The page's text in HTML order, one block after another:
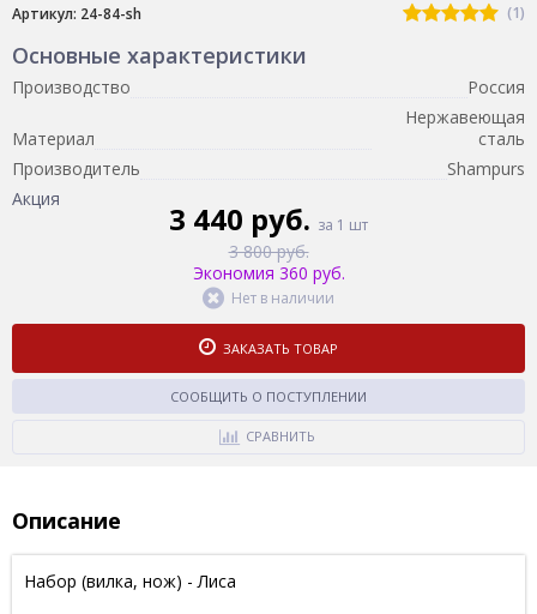
Артикул: 24-84-sh (1)
Основные характеристики
Производство Россия
Материал
Нержавеющая
сталь
Производитель
Shampurs
Акция
3 440 руб. за 1 шт
3 800 руб.
Экономия 360 руб.
Нет в наличии
ЗАКАЗАТЬ ТОВАР
СООБЩИТЬ О ПОСТУПЛЕНИИ
СРАВНИТЬ
Описание
Набор (вилка, нож) - Лиса